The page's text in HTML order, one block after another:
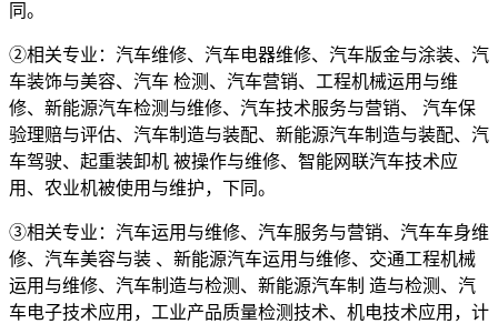
同。
②相关专业：汽车维修、汽车电器维修、汽车版金与涂装、汽
车装饰与美容、汽车 检测、汽车营销、工程机械运用与维
修、新能源汽车检测与维修、汽车技术服务与营销、 汽车保
验理赔与评估、汽车制造与装配、新能源汽车制造与装配、汽
车驾驶、起重装卸机 被操作与维修、智能网联汽车技术应
用、农业机被使用与维护，下同。
③相关专业：汽车运用与维修、汽车服务与营销、汽车车身维
修、汽车美容与装 、新能源汽车运用与维修、交通工程机械
运用与维修、汽车制造与检测、新能源汽车制 造与检测、汽
车电子技术应用，工业产品质量检测技术、机电技术应用，计